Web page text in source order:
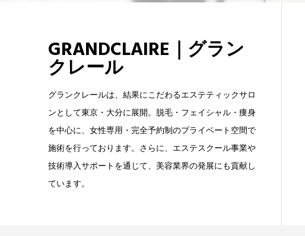
GRANDCLAIRE｜グラン
クレール
グランクレールは、結果にこだわるエステティックサロ
ンとして東京・大分に展開。脱毛・フェイシャル・痩身
を中心に、女性専用・完全予約制のプライベート空間で
施術を行っております。さらに、エステスクール事業や
技術導入サポートを通じて、美容業界の発展にも貢献し
ています。